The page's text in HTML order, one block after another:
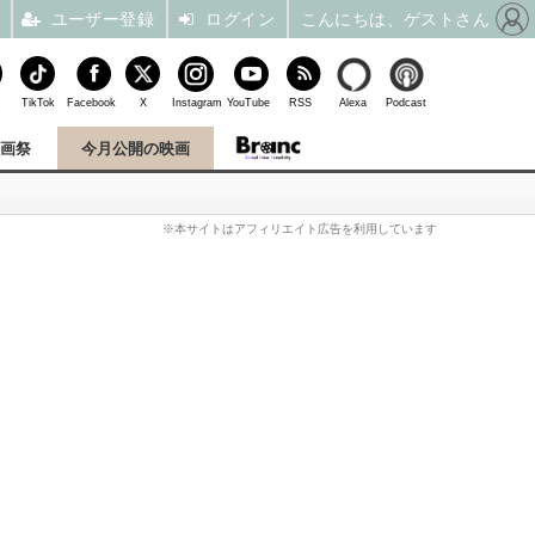
祭 今月公開の映画
※本サイトはアフィリエイト広告を利用しています
TikTok Facebook X Instagram YouTube RSS Alexa Podcast
ユーザー登録 ログイン こんにちは、ゲストさん